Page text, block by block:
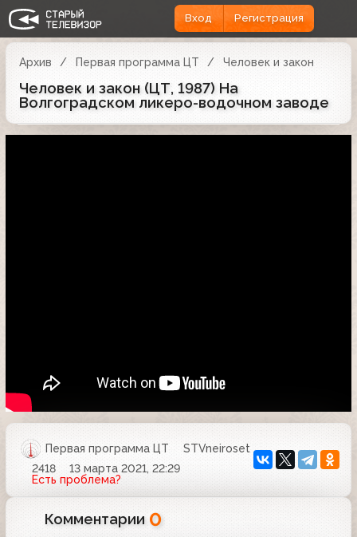
Вход Регистрация
Архив Первая программа ЦТ Человек и закон
Человек и закон (ЦТ, 1987) На
Волгоградском ликеро-водочном заводе
Первая программа ЦТ
STVneiroset
2418
13 марта 2021, 22:29
Есть проблема?
Комментарии 0